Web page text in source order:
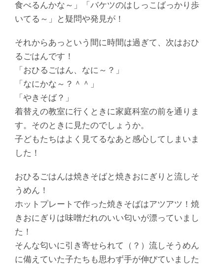
食べるんかな～」「バケツのはしっこばっかり歩
いてる～」と疑問や発見が！
それからあっという間に時間は過ぎて、次はおひ
るごはんです！
「おひるごはん、なに～？」
「なにかな～？＾＾」
「やきそば？」
着替えの教室に行くときに家庭科室の前を通りま
す。そのときに見たのでしょうか。
子どもたちはよく見てるなあと感心してしまいま
した！
おひるごはんは焼きそばと焼きおにぎりと流しそ
うめん！
ホットプレートで作った焼きそばはアツアツ！焼
きおにぎりは味噌だれのいい匂いが漂っていまし
た！
そんな匂いに引き寄せられて（？）流しそうめん
に備えていた子たちも思わず手が伸びていました